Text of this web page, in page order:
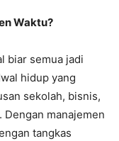
Waktu?
biar semua jadi
hidup yang
sekolah, bisnis,
manajemen
tangkas